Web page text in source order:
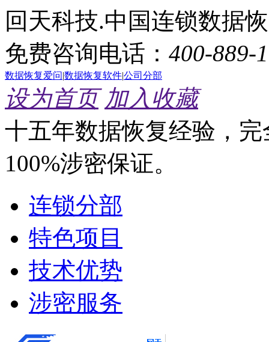
回天科技.中国连锁数据
免费咨询电话： 400-889-
数据恢复爱问|数据恢复软件|公司分部
设为首页 加入收藏
十五年数据恢复经验，
100%涉密保证。
连锁分部
特色项目
技术优势
涉密服务